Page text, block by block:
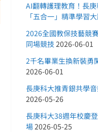
AI翻轉護理教育！長
「五合一」精準學習
2026全國教保技藝競
同場競技 2026-06-01
2千名畢業生換新裝勇
2026-06-01
長庚科大推青銀共學
2026-05-26
長庚科大38週年校慶
場2026-05-25